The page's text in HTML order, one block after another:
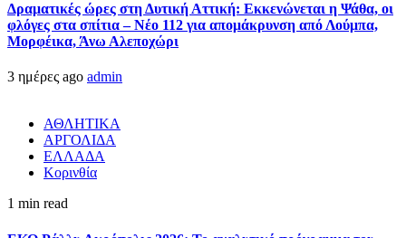
Δραματικές ώρες στη Δυτική Αττική: Εκκενώνεται η Ψάθα, οι
φλόγες στα σπίτια – Νέο 112 για απομάκρυνση από Λούμπα,
Μορφέικα, Άνω Αλεποχώρι
3 ημέρες ago admin
ΑΘΛΗΤΙΚΑ
ΑΡΓΟΛΙΔΑ
ΕΛΛΑΔΑ
Κορινθία
1 min read